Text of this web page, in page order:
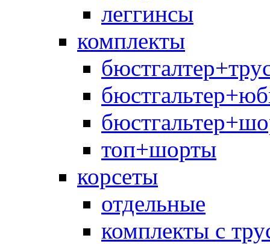
леггинсы
комплекты
топ+шорты
корсеты
отдельные
комплекты с